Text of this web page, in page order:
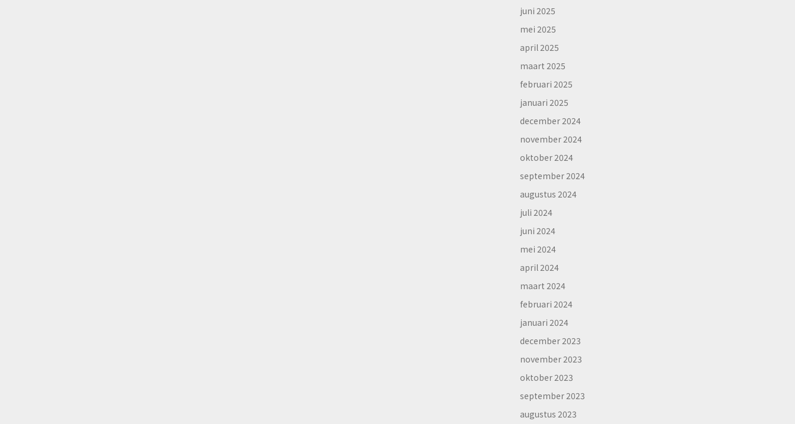
juni 2025
mei 2025
april 2025
maart 2025
februari 2025
januari 2025
december 2024
november 2024
oktober 2024
september 2024
augustus 2024
juli 2024
juni 2024
mei 2024
april 2024
maart 2024
februari 2024
januari 2024
december 2023
november 2023
oktober 2023
september 2023
augustus 2023